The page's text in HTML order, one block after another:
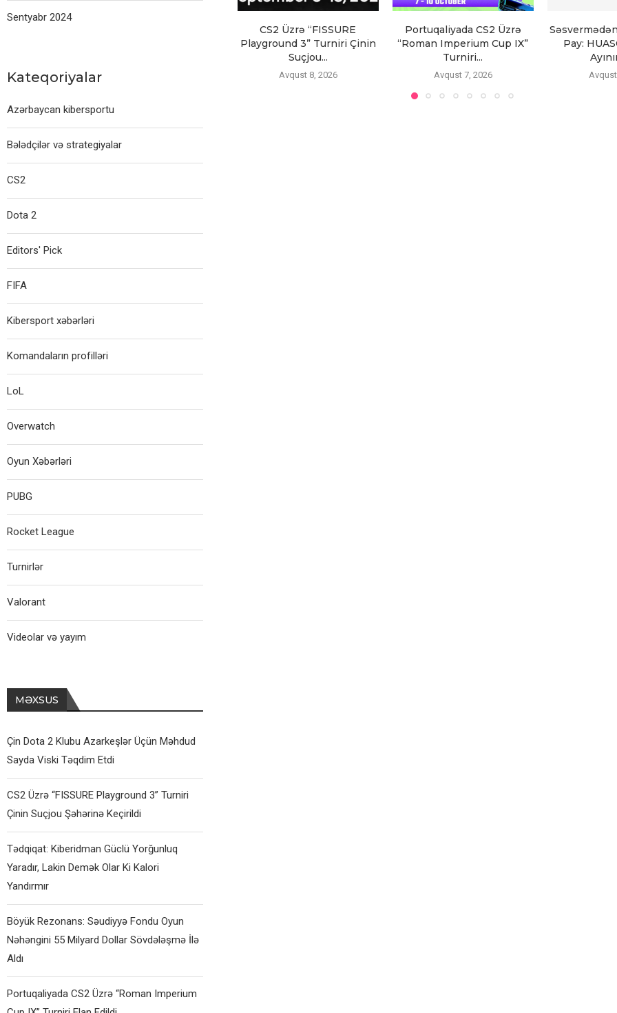
CS2 Üzrə “FISSURE
Playground 3” Turniri Çinin
Suçjou...
Avqust 8, 2026
Portuqaliyada CS2 Üzrə
“Roman Imperium Cup IX”
Turniri...
Avqust 7, 2026
Pay:
Sentyabr 2024
Kateqoriyalar
Azərbaycan kibersportu
Bələdçilər və strategiyalar
CS2
Dota 2
Editors' Pick
FIFA
Kibersport xəbərləri
Komandaların profilləri
LoL
Overwatch
Oyun Xəbərləri
PUBG
Rocket League
Turnirlər
Valorant
Videolar və yayım
MƏXSUS
Çin Dota 2 Klubu Azarkeşlər Üçün Məhdud
Sayda Viski Təqdim Etdi
CS2 Üzrə “FISSURE Playground 3” Turniri
Çinin Suçjou Şəhərinə Keçirildi
Tədqiqat: Kiberidman Güclü Yorğunluq
Yaradır, Lakin Demək Olar Ki Kalori
Yandırmır
Böyük Rezonans: Səudiyyə Fondu Oyun
Nəhəngini 55 Milyard Dollar Sövdələşmə İlə
Aldı
Portuqaliyada CS2 Üzrə “Roman Imperium